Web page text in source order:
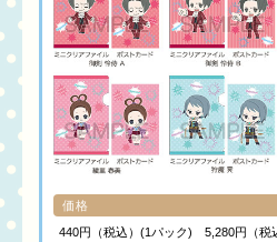
価格
440円（税込）(1パック) 5,280円（税